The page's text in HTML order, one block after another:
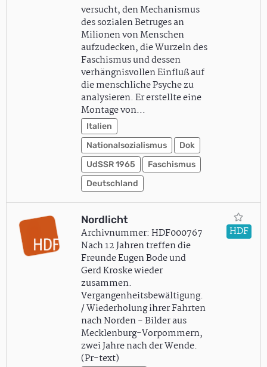
versucht, den Mechanismus
des sozialen Betruges an
Milionen von Menschen
aufzudecken, die Wurzeln des
Faschismus und dessen
verhängnisvollen Einfluß auf
die menschliche Psyche zu
analysieren. Er erstellte eine
Montage von…
Italien
Nationalsozialismus
Dok
UdSSR 1965
Faschismus
Deutschland
Nordlicht
Archivnummer: HDF000767
Nach 12 Jahren treffen die
Freunde Eugen Bode und
Gerd Kroske wieder
zusammen.
Vergangenheitsbewältigung.
/ Wiederholung ihrer Fahrten
nach Norden - Bilder aus
Mecklenburg-Vorpommern,
zwei Jahre nach der Wende.
(Pr-text)
HDF